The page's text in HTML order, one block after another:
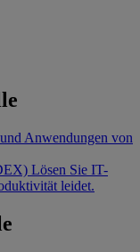
Anwendungen von
Lösen Sie IT-
leidet.